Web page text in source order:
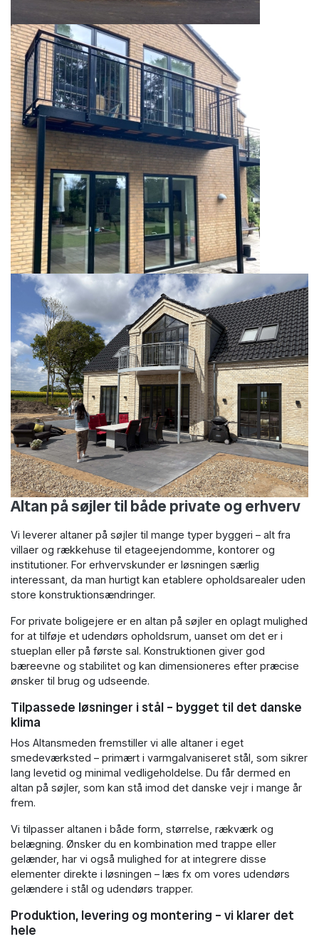
Altan på søjler til både private og erhverv
Vi leverer altaner på søjler til mange typer byggeri – alt fra
villaer og rækkehuse til etageejendomme, kontorer og
institutioner. For erhvervskunder er løsningen særlig
interessant, da man hurtigt kan etablere opholdsarealer uden
store konstruktionsændringer.
For private boligejere er en altan på søjler en oplagt mulighed
for at tilføje et udendørs opholdsrum, uanset om det er i
stueplan eller på første sal. Konstruktionen giver god
bæreevne og stabilitet og kan dimensioneres efter præcise
ønsker til brug og udseende.
Tilpassede løsninger i stål – bygget til det danske
klima
Hos Altansmeden fremstiller vi alle altaner i eget
smedeværksted – primært i varmgalvaniseret stål, som sikrer
lang levetid og minimal vedligeholdelse. Du får dermed en
altan på søjler, som kan stå imod det danske vejr i mange år
frem.
Vi tilpasser altanen i både form, størrelse, rækværk og
belægning. Ønsker du en kombination med trappe eller
gelænder, har vi også mulighed for at integrere disse
elementer direkte i løsningen – læs fx om vores udendørs
gelændere i stål og udendørs trapper.
Produktion, levering og montering – vi klarer det
hele